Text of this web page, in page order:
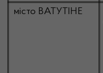
місто ВАТУТІНЕ